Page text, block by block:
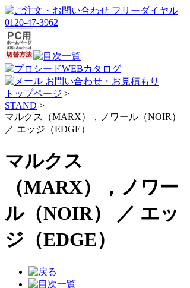
トップページ >
STAND >
マルクス（MARX），ノワール（NOIR）
／ エッジ（EDGE）
マルクス
（MARX），ノワー
ル（NOIR） ／ エッ
ジ（EDGE）